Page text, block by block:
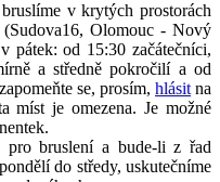
v krytých prostorách
Olomouc - Nový
pátek: od 15:30 začátečníci,
a středně pokročilí a od
se, prosím, hlásit na
míst je omezena. Je možné
bruslení a bude-li z řad
do středy, uskutečníme